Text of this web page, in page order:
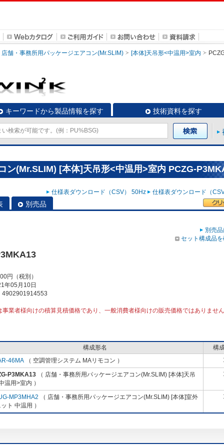
店舗・事務所用パッケージエアコン(Mr.SLIM) [本体]天吊形<中温用>室内
キーワードから製品情報を探す 技術資料を探す
ン(Mr.SLIM) [本体]天吊形<中温用>室内 PCZG-
仕様表ダウンロード（CSV） 50Hz 仕様表ダウンロード（
別売品
別売
セット構成品
円（税別）
年05月10日
4902901914553
業者様向けの積算見積価格であり、一般消費者様向けの販売価格ではありませ
構成形名
構
46MA （ 空調管理システム MAリモコン ）
P3MKA13 （ 店舗・事務所用パッケージエアコン(Mr.SLIM) [本体]天吊
温用>室内 ）
MP3MHA2 （ 店舗・事務所用パッケージエアコン(Mr.SLIM) [本体]室外
ト 中温用 ）